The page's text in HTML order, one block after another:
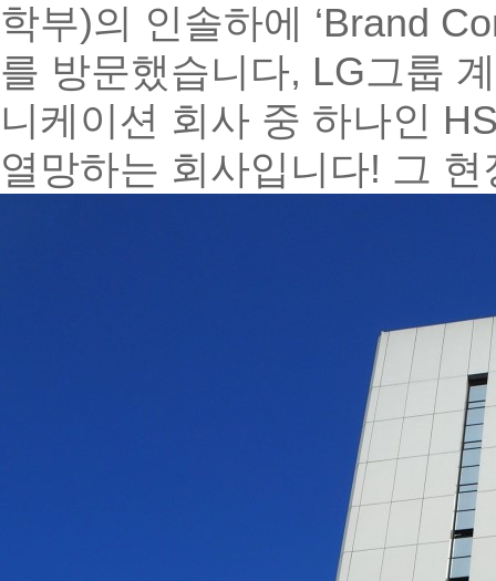
학부)의 인솔하에 ‘Brand
를 방문했습니다, LG그룹
니케이션 회사 중 하나인
열망하는 회사입니다! 그 현